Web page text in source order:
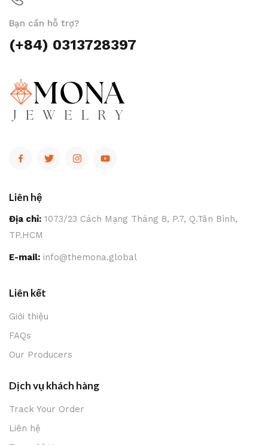
Bạn cần hỗ trợ?
(+84) 0313728397
Liên hệ
Địa chỉ: 1073/23 Cách Mạng Tháng 8, P.7, Q.Tân Bình,
TP.HCM
E-mail: info@themona.global
Liên kết
Giới thiệu
FAQs
Our Producers
Dịch vụ khách hàng
Track Your Order
Liên hệ